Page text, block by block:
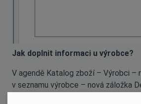
Jak doplnit informaci u výrobce?
V agendě Katalog zboží – Výrobci –
v seznamu výrobce – nová záložka